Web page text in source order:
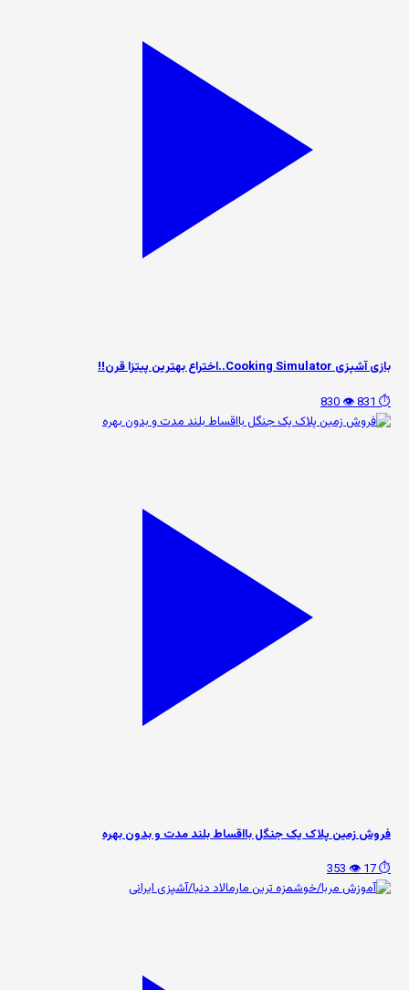
بازی آشپزی Cooking Simulator..اختراع بهترین پیتزا قرن!!
⏱️ 831
👁️ 830
فروش زمین پلاک یک جنگل بااقساط بلند مدت و بدون بهره
⏱️ 17
👁️ 353